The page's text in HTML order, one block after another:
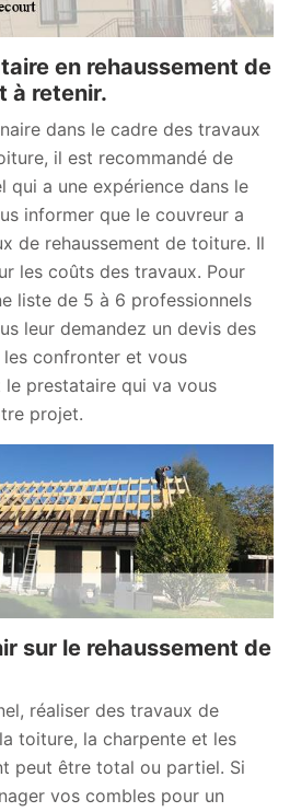
en rehaussement de
à retenir.
dans le cadre des travaux
il est recommandé de
qui a une expérience dans le
informer que le couvreur a
de rehaussement de toiture. Il
les coûts des travaux. Pour
liste de 5 à 6 professionnels
leur demandez un devis des
confronter et vous
prestataire qui va vous
projet.
sur le rehaussement de
réaliser des travaux de
toiture, la charpente et les
peut être total ou partiel. Si
vos combles pour un